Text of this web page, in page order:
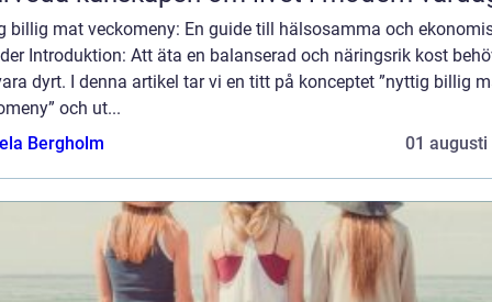
billig mat veckomeny: En guide till hälsosamma och
Introduktion: Att äta en balanserad och näringsrik kost
dyrt. I denna artikel tar vi en titt på konceptet ”nyttig billig
och ut...
Bergholm
01 augusti